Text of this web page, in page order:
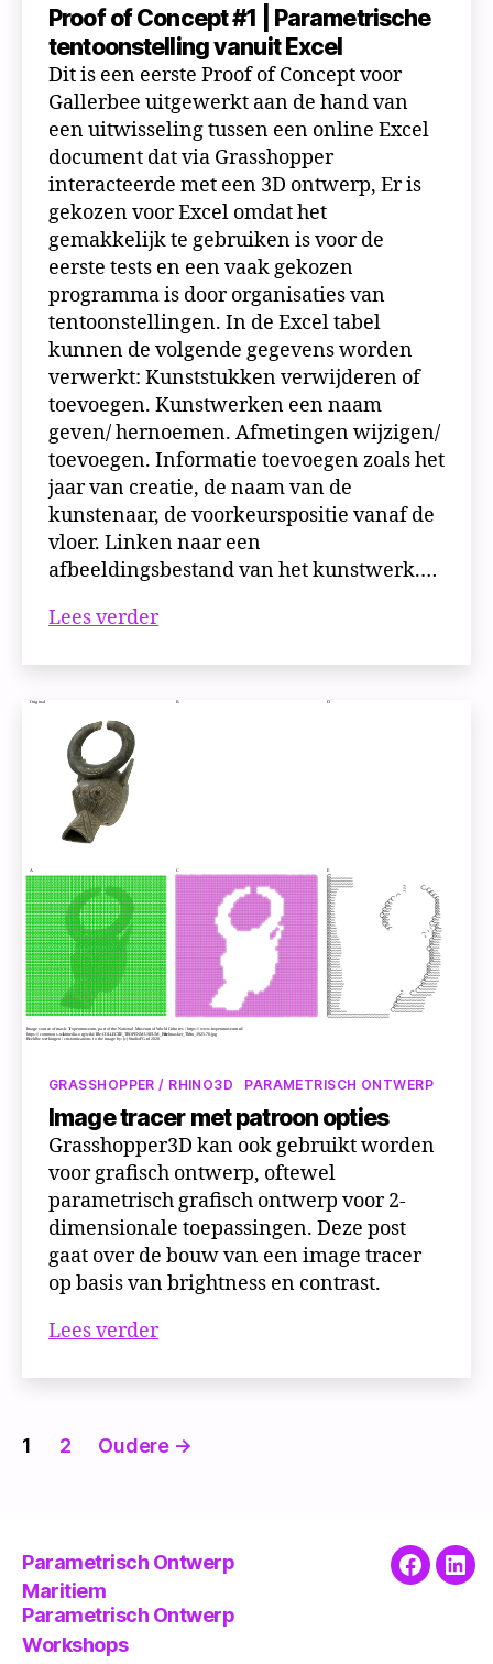
Proof of Concept #1 | Parametrische
tentoonstelling vanuit Excel
Dit is een eerste Proof of Concept voor
Gallerbee uitgewerkt aan de hand van
een uitwisseling tussen een online Excel
document dat via Grasshopper
interacteerde met een 3D ontwerp, Er is
gekozen voor Excel omdat het
gemakkelijk te gebruiken is voor de
eerste tests en een vaak gekozen
programma is door organisaties van
tentoonstellingen. In de Excel tabel
kunnen de volgende gegevens worden
verwerkt: Kunststukken verwijderen of
toevoegen. Kunstwerken een naam
geven/ hernoemen. Afmetingen wijzigen/
toevoegen. Informatie toevoegen zoals het
jaar van creatie, de naam van de
kunstenaar, de voorkeurspositie vanaf de
vloer. Linken naar een
afbeeldingsbestand van het kunstwerk.…
Lees verderProof
Concept
#1
Categorieën
GRASSHOPPER / RHINO3D PARAMETRISCH ONTWERP
Image tracer met patroon opties
Grasshopper3D kan ook gebruikt worden
voor grafisch ontwerp, oftewel
parametrisch grafisch ontwerp voor 2-
dimensionale toepassingen. Deze post
gaat over de bouw van een image tracer
op basis van brightness en contrast.
Lees verderImage
met
opties
Berichten
1 2 Oudere →
Parametrisch Ontwerp
Maritiem
Parametrisch Ontwerp
Workshops